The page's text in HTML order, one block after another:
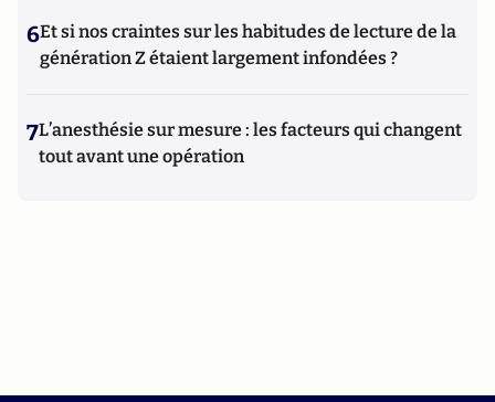
6Et si nos craintes sur les habitudes de lecture de la
génération Z étaient largement infondées ?
7L’anesthésie sur mesure : les facteurs qui changent
tout avant une opération